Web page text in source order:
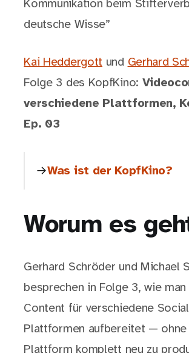
Kommunikation beim
deutsche Wisse”
Kai Heddergott und Gerhard
Folge 3 des KopfKino:
verschiedene Plattformen,
Ep. 03
Was ist der KopfKino?
Worum es
Gerhard Schröder und Michael
besprechen in Folge 3, wie
Content für verschiedene
Plattformen aufbereitet — ohne
Plattform komplett neu zu